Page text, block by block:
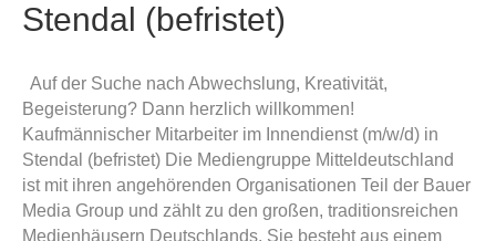
Stendal (befristet)
Auf der Suche nach Abwechslung, Kreativität,
Begeisterung? Dann herzlich willkommen!
Kaufmännischer Mitarbeiter im Innendienst (m/w/d) in
Stendal (befristet) Die Mediengruppe Mitteldeutschland
ist mit ihren angehörenden Organisationen Teil der Bauer
Media Group und zählt zu den großen, traditionsreichen
Medienhäusern Deutschlands. Sie besteht aus einem